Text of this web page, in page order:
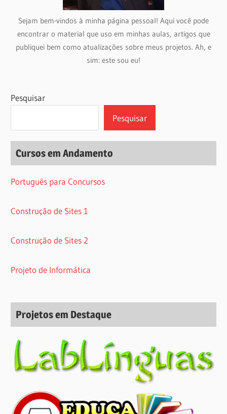
Sejam bem-vindos à minha página pessoal! Aqui você pode
encontrar o material que uso em minhas aulas, artigos que
publiquei bem como atualizações sobre meus projetos. Ah, e
sim: este sou eu!
Pesquisar
Pesquisar
Cursos em Andamento
Português para Concursos
Construção de Sites 1
Construção de Sites 2
Projeto de Informática
Projetos em Destaque